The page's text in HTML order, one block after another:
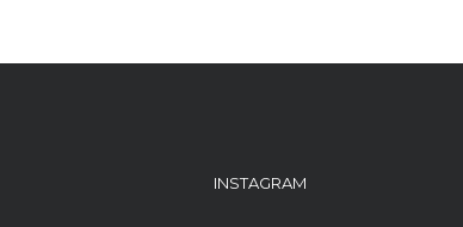
INSTAGRAM